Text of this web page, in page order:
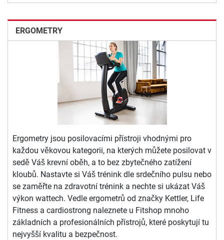
ERGOMETRY
Ergometry jsou posilovacími přístroji vhodnými pro
každou věkovou kategorii, na kterých můžete posilovat v
sedě Váš krevní oběh, a to bez zbytečného zatížení
kloubů. Nastavte si Váš trénink dle srdečního pulsu nebo
se zaměřte na zdravotní trénink a nechte si ukázat Váš
výkon wattech. Vedle ergometrů od značky Kettler, Life
Fitness a cardiostrong naleznete u Fitshop mnoho
základních a profesionálních přístrojů, které poskytují tu
nejvyšší kvalitu a bezpečnost.